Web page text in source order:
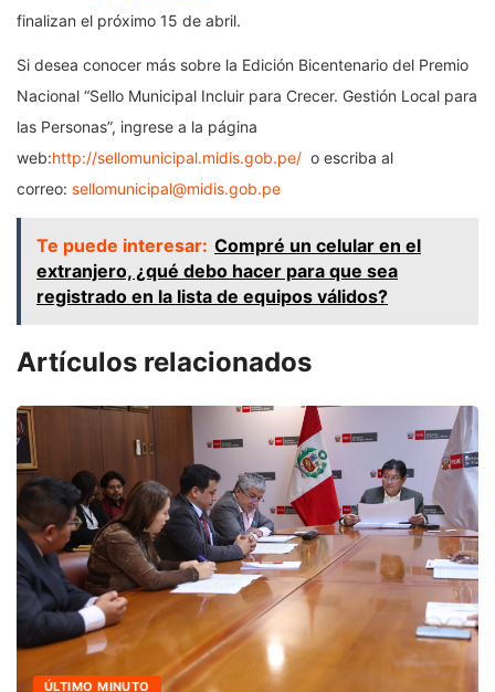
finalizan el próximo 15 de abril.
Si desea conocer más sobre la Edición Bicentenario del Premio
Nacional “Sello Municipal Incluir para Crecer. Gestión Local para
las Personas”, ingrese a la página
web:http://sellomunicipal.midis.gob.pe/ o escriba al
correo: sellomunicipal@midis.gob.pe
Te puede interesar: Compré un celular en el
extranjero, ¿qué debo hacer para que sea
registrado en la lista de equipos válidos?
Artículos relacionados